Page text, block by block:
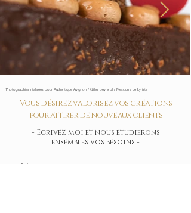
¨Photographies réalisées pour Authentique Avignon / Gilles peyrerol / Mesclun / Le Lyriste
Vous désirez valorisez vos créations
pourattirerde nouveaux clients
- Ecrivez moi et nous étudierons
ensembles vos besoins -